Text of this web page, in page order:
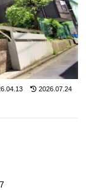
2026.07.24